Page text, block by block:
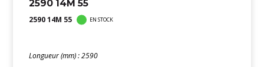
2590 14M 55
2590 14M 55 EN STOCK
Longueur (mm) : 2590